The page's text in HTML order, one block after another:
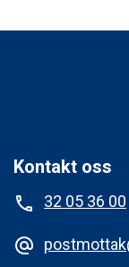
Kontakt oss
phone
32 05 36 00
alternate_email